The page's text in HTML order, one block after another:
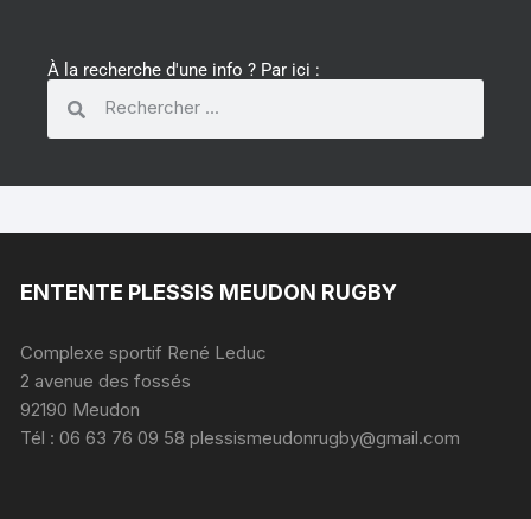
À la recherche d'une info ? Par ici :
ENTENTE PLESSIS MEUDON RUGBY
Complexe sportif René Leduc
2 avenue des fossés
92190 Meudon
Tél : 06 63 76 09 58 plessismeudonrugby@gmail.com